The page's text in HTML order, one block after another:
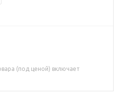
(под ценой) включает